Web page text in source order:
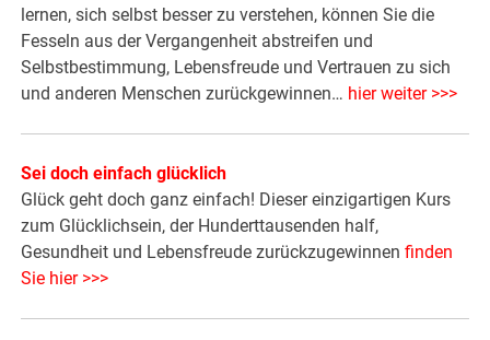
lernen, sich selbst besser zu verstehen, können Sie die
Fesseln aus der Vergangenheit abstreifen und
Selbstbestimmung, Lebensfreude und Vertrauen zu sich
und anderen Menschen zurückgewinnen… hier weiter >>>
Sei doch einfach glücklich
Glück geht doch ganz einfach! Dieser einzigartigen Kurs
zum Glücklichsein, der Hunderttausenden half,
Gesundheit und Lebensfreude zurückzugewinnenfinden
Sie hier >>>